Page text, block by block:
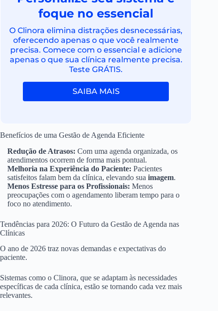
foque no essencial
O Clinora elimina distrações desnecessárias,
oferecendo apenas o que você realmente
precisa. Comece com o essencial e adicione
apenas o que sua clínica realmente precisa.
Teste GRÁTIS.
SAIBA MAIS
Benefícios de uma Gestão de Agenda Eficiente
Redução de Atrasos: Com uma agenda organizada, os
atendimentos ocorrem de forma mais pontual.
Melhoria na Experiência do Paciente: Pacientes
satisfeitos falam bem da clínica, elevando sua imagem.
Menos Estresse para os Profissionais: Menos
preocupações com o agendamento liberam tempo para o
foco no atendimento.
Tendências para 2026: O Futuro da Gestão de Agenda nas
Clínicas
O ano de 2026 traz novas demandas e expectativas do
paciente.
Sistemas como o Clinora, que se adaptam às necessidades
específicas de cada clínica, estão se tornando cada vez mais
relevantes.